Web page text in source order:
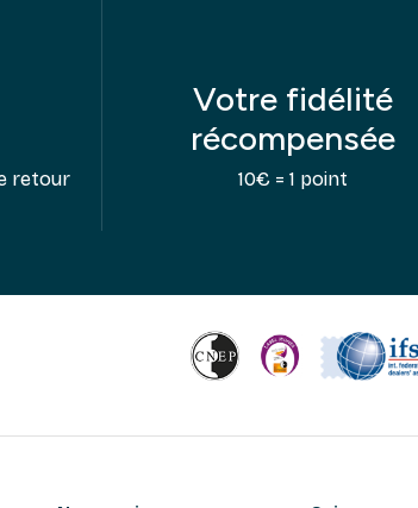
retour
Votre fidélité
récompensée
10€ = 1 point